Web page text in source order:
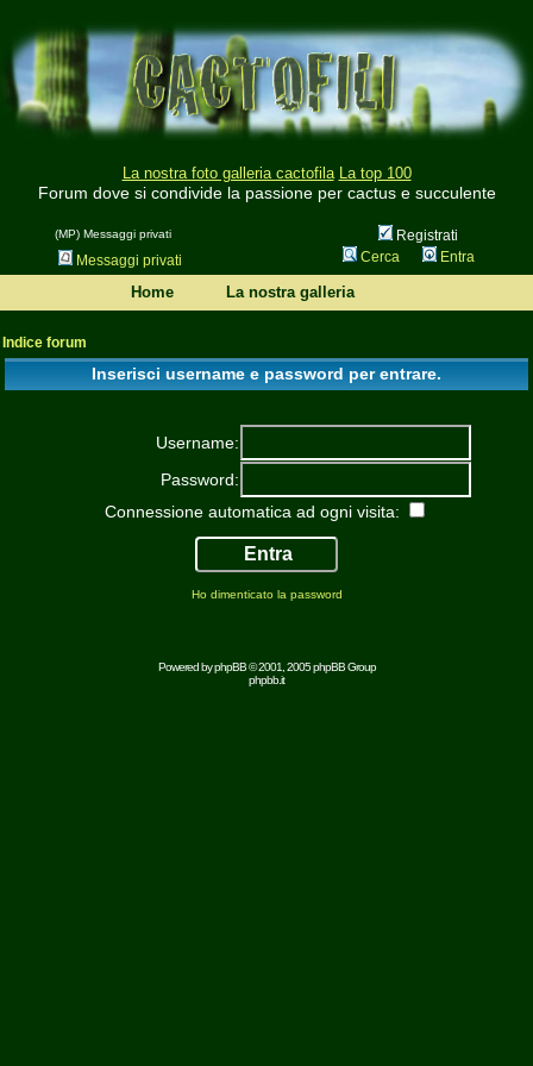
La nostra foto galleria cactofila La top 100
Forum dove si condivide la passione per cactus e succulente
(MP) Messaggi privati
Registrati
Messaggi privati
Cerca Entra
Home La nostra galleria
Indice forum
Inserisci username e password per entrare.
Username:
Password:
Connessione automatica ad ogni visita:
Ho dimenticato la password
Powered byphpBB© 2001, 2005 phpBB Group
phpbb.it